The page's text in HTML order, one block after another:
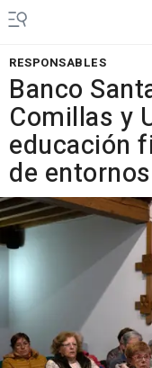
RESPONSABLES
Banco
Comillas y
educación
de